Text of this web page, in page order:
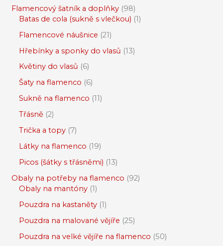
Flamencový šatník a doplňky 98
Batas de cola (sukně s vlečkou) 1
Flamencové náušnice 21
Hřebínky a sponky do vlasů 13
Květiny do vlasů 6
Šaty na flamenco 6
Sukně na flamenco 11
Třásně 2
Trička a topy 7
Látky na flamenco 19
Picos (šátky s třásněmi) 13
Obaly na potřeby na flamenco 92
Obaly na mantóny 1
Pouzdra na kastaněty 1
Pouzdra na malované vějíře 25
Pouzdra na velké vějíře na flamenco 50